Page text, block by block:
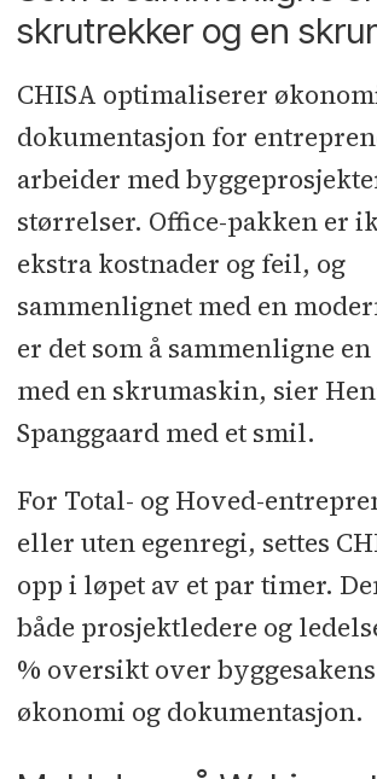
skrutrekker og en
CHISA optimaliserer
dokumentasjon for
arbeider med
størrelser. Office-pakken er
ekstra kostnader og feil, og
sammenlignet med en
er det som å sammenligne
med en skrumaskin, sier
Spanggaard med et smil.
For Total- og Hoved-
eller uten egenregi, settes
opp i løpet av et par timer.
både prosjektledere og
% oversikt over
økonomi og dokumentasjon.